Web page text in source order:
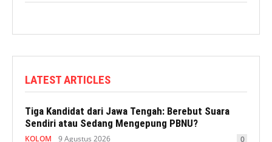
LATEST ARTICLES
Tiga Kandidat dari Jawa Tengah: Berebut Suara
Sendiri atau Sedang Mengepung PBNU?
KOLOM 9 Agustus 2026 0